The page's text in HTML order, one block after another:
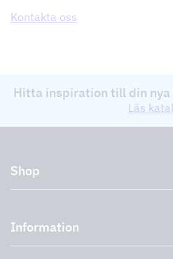
Kontakta oss
Hitta inspiration till din
Läs
Shop
Externa fläktar
Plasmafilter
Information